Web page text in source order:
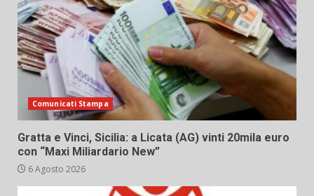
Comunicati Stampa
Gratta e Vinci, Sicilia: a Licata (AG) vinti 20mila euro
con “Maxi Miliardario New”
6 Agosto 2026